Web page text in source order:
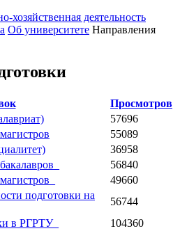
хозяйственная деятельность
Об университете Направления
Просмотров
57696
55089
36958
56840
49660
подготовки на
56744
в РГРТУ_
104360